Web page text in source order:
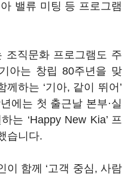
밸류 미팅 등 프로그램
조직문화 프로그램도 주
아는 창립 80주년을 맞
하는 ‘기아, 같이 뛰어’
에는 첫 출근날 본부·실
는 ‘Happy New Kia’ 프
습니다.
이 함께 ‘고객 중심, 사람